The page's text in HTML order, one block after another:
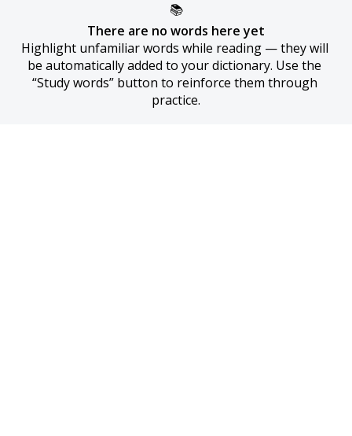
📚
There are no words here yet
Highlight unfamiliar words while reading — they will
be automatically added to your dictionary. Use the
“Study words” button to reinforce them through
practice.